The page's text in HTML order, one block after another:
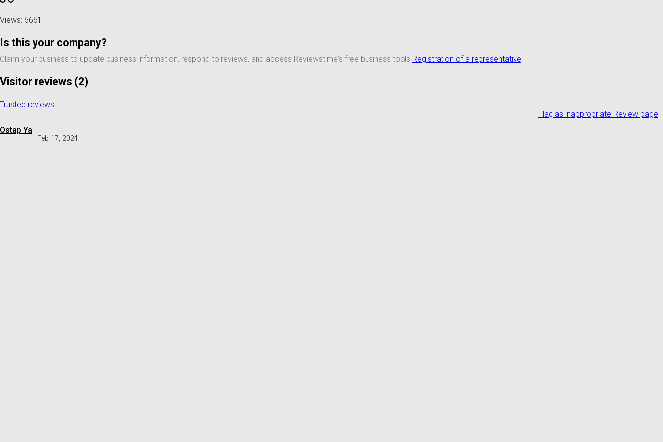
Views: 6661
Is this your company?
Claim your business to update business information, respond to reviews, and access Reviewstime's free business tools Registration of a representative
Visitor reviews (2)
Trusted reviews
Flag as inappropriate Review page
Ostap Ya
Feb 17, 2024